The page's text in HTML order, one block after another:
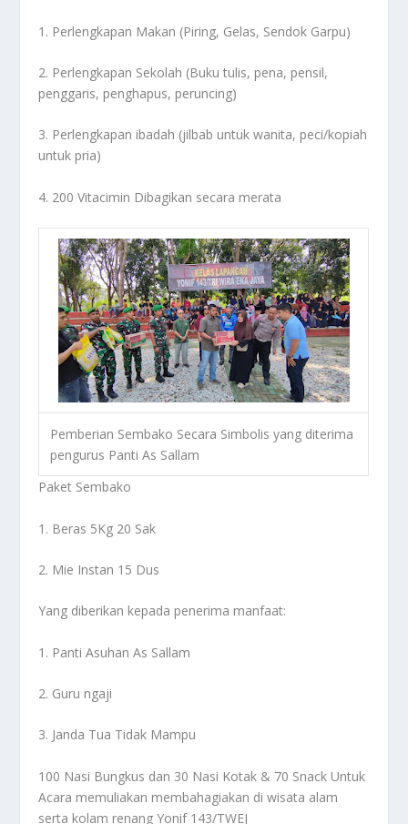
1. Perlengkapan Makan (Piring, Gelas, Sendok Garpu)
2. Perlengkapan Sekolah (Buku tulis, pena, pensil,
penggaris, penghapus, peruncing)
3. Perlengkapan ibadah (jilbab untuk wanita, peci/kopiah
untuk pria)
4. 200 Vitacimin Dibagikan secara merata
Pemberian Sembako Secara Simbolis yang diterima
pengurus Panti As Sallam
Paket Sembako
1. Beras 5Kg 20 Sak
2. Mie Instan 15 Dus
Yang diberikan kepada penerima manfaat:
1. Panti Asuhan As Sallam
2. Guru ngaji
3. Janda Tua Tidak Mampu
100 Nasi Bungkus dan 30 Nasi Kotak & 70 Snack Untuk
Acara memuliakan membahagiakan di wisata alam
serta kolam renang Yonif 143/TWEJ